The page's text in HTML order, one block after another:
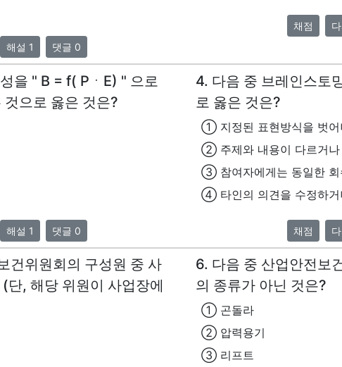
해설 1 댓글 0
채점
을 " B = f( PㆍE) " 으로
으로 옳은 것은?
해설 1 댓글 0
4. 다음 중 브레인스토
로 옳은 것은?
① 지정된 표현방식을 벗어
② 주제와 내용이 다르거나
③ 참여자에게는 동일한 회
④ 타인의 의견을 수정하거
채점
건위원회의 구성원 중 사
단, 해당 위원이 사업장에
6. 다음 중 산업안전보
의 종류가 아닌 것은?
① 곤돌라
② 압력용기
③ 리프트